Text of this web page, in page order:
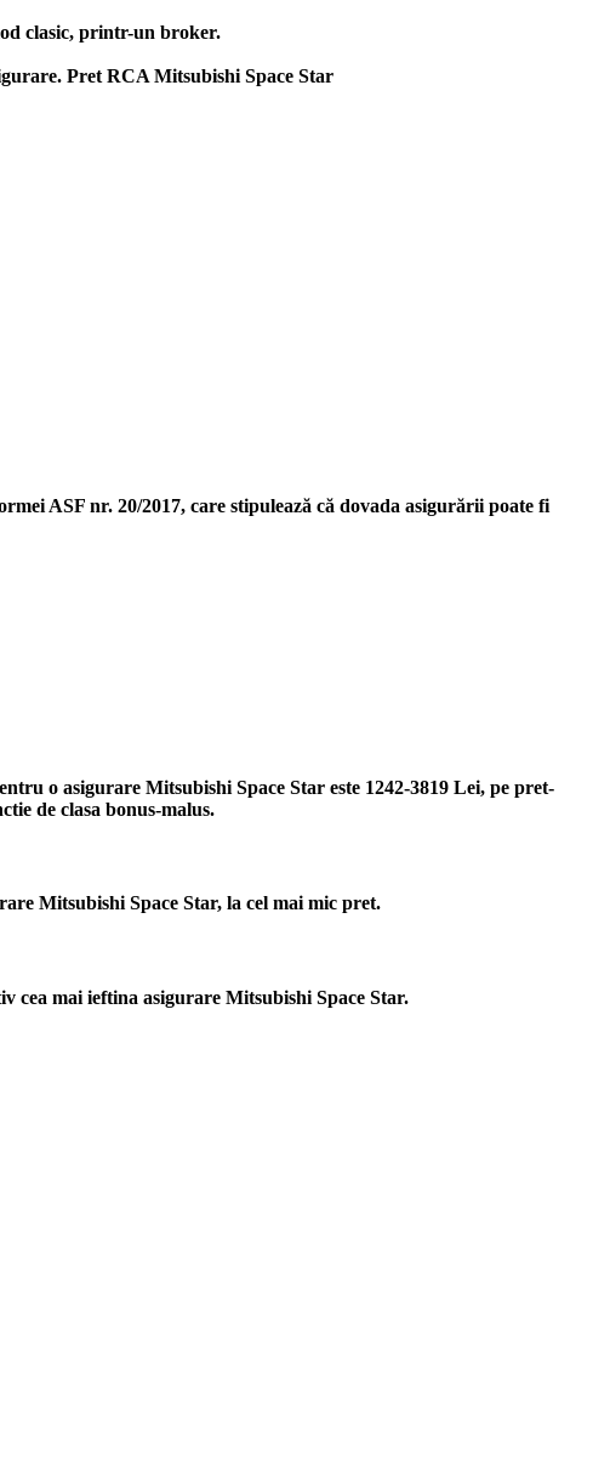
clasic, printr-un broker.
Pret RCA Mitsubishi Space Star
ASF nr. 20/2017, care stipulează că dovada asigurării poate fi
o asigurare Mitsubishi Space Star este 1242-3819 Lei, pe pret-
de clasa bonus-malus.
Mitsubishi Space Star, la cel mai mic pret.
cea mai ieftina asigurare Mitsubishi Space Star.